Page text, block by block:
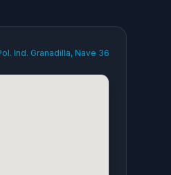
Ind. Granadilla, Nave 36